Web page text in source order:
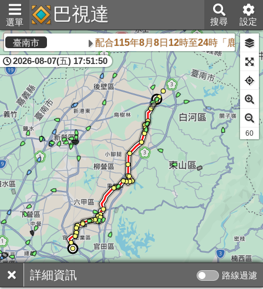
選單 巴視達 搜尋 設定
詳細資訊 路線過濾
臺南市 配合115年8月8日12時至24時「鹿耳門
2026-08-07(五) 17:51:50
61